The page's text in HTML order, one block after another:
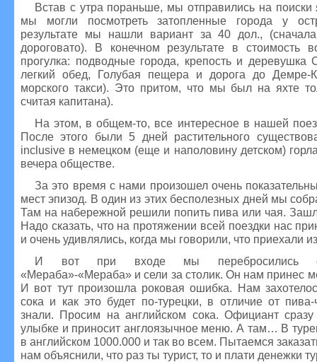
Встав с утра пораньше, мы отправились на поиски
мы могли посмотреть затопленные города у
результате мы нашли вариант за 40 дол., (сначала
дороговато). В конечном результате в стоимость
прогулка: подводные города, крепость и деревушка
легкий обед, Голубая пещера и дорога до Демре-
морского такси). Это притом, что мы был на яхте
считая капитана).
На этом, в общем-то, все интересное в нашей
После этого были 5 дней растительного
inclusive в немецком (еще и наполовину детском)
вечера обществе.
За это время с нами произошел очень
мест эпизод. В один из этих бесполезных дней мы
Там на набережной решили попить пива или чая.
Надо сказать, что на протяжении всей поездки нас
и очень удивлялись, когда мы говорили, что приехали
И вот при входе мы перебросились
«Мераба»-«Мераба» и сели за столик. Он нам принес
И вот тут произошла роковая ошибка. Нам
сока и как это будет по-турецки, в отличие от
знали. Просим на английском сока. Официант
улыбке и приносит англоязычное меню. А там… В
в английском 1000.000 и так во всем. Пытаемся
нам объяснили, что раз ты турист, то и плати денежки